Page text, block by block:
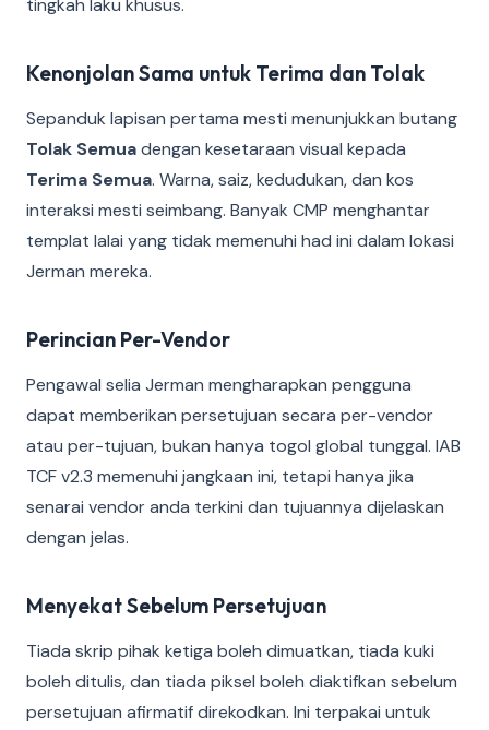
tingkah laku khusus.
Kenonjolan Sama untuk Terima dan Tolak
Sepanduk lapisan pertama mesti menunjukkan butang
Tolak Semuadengan kesetaraan visual kepada
Terima Semua. Warna, saiz, kedudukan, dan kos
interaksi mesti seimbang. Banyak CMP menghantar
templat lalai yang tidak memenuhi had ini dalam lokasi
Jerman mereka.
Perincian Per-Vendor
Pengawal selia Jerman mengharapkan pengguna
dapat memberikan persetujuan secara per-vendor
atau per-tujuan, bukan hanya togol global tunggal. IAB
TCF v2.3 memenuhi jangkaan ini, tetapi hanya jika
senarai vendor anda terkini dan tujuannya dijelaskan
dengan jelas.
Menyekat Sebelum Persetujuan
Tiada skrip pihak ketiga boleh dimuatkan, tiada kuki
boleh ditulis, dan tiada piksel boleh diaktifkan sebelum
persetujuan afirmatif direkodkan. Ini terpakai untuk